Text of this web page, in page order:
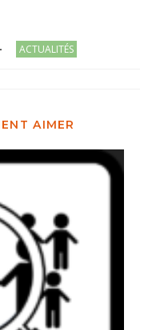
Post
ACTUALITÉS
AIMER